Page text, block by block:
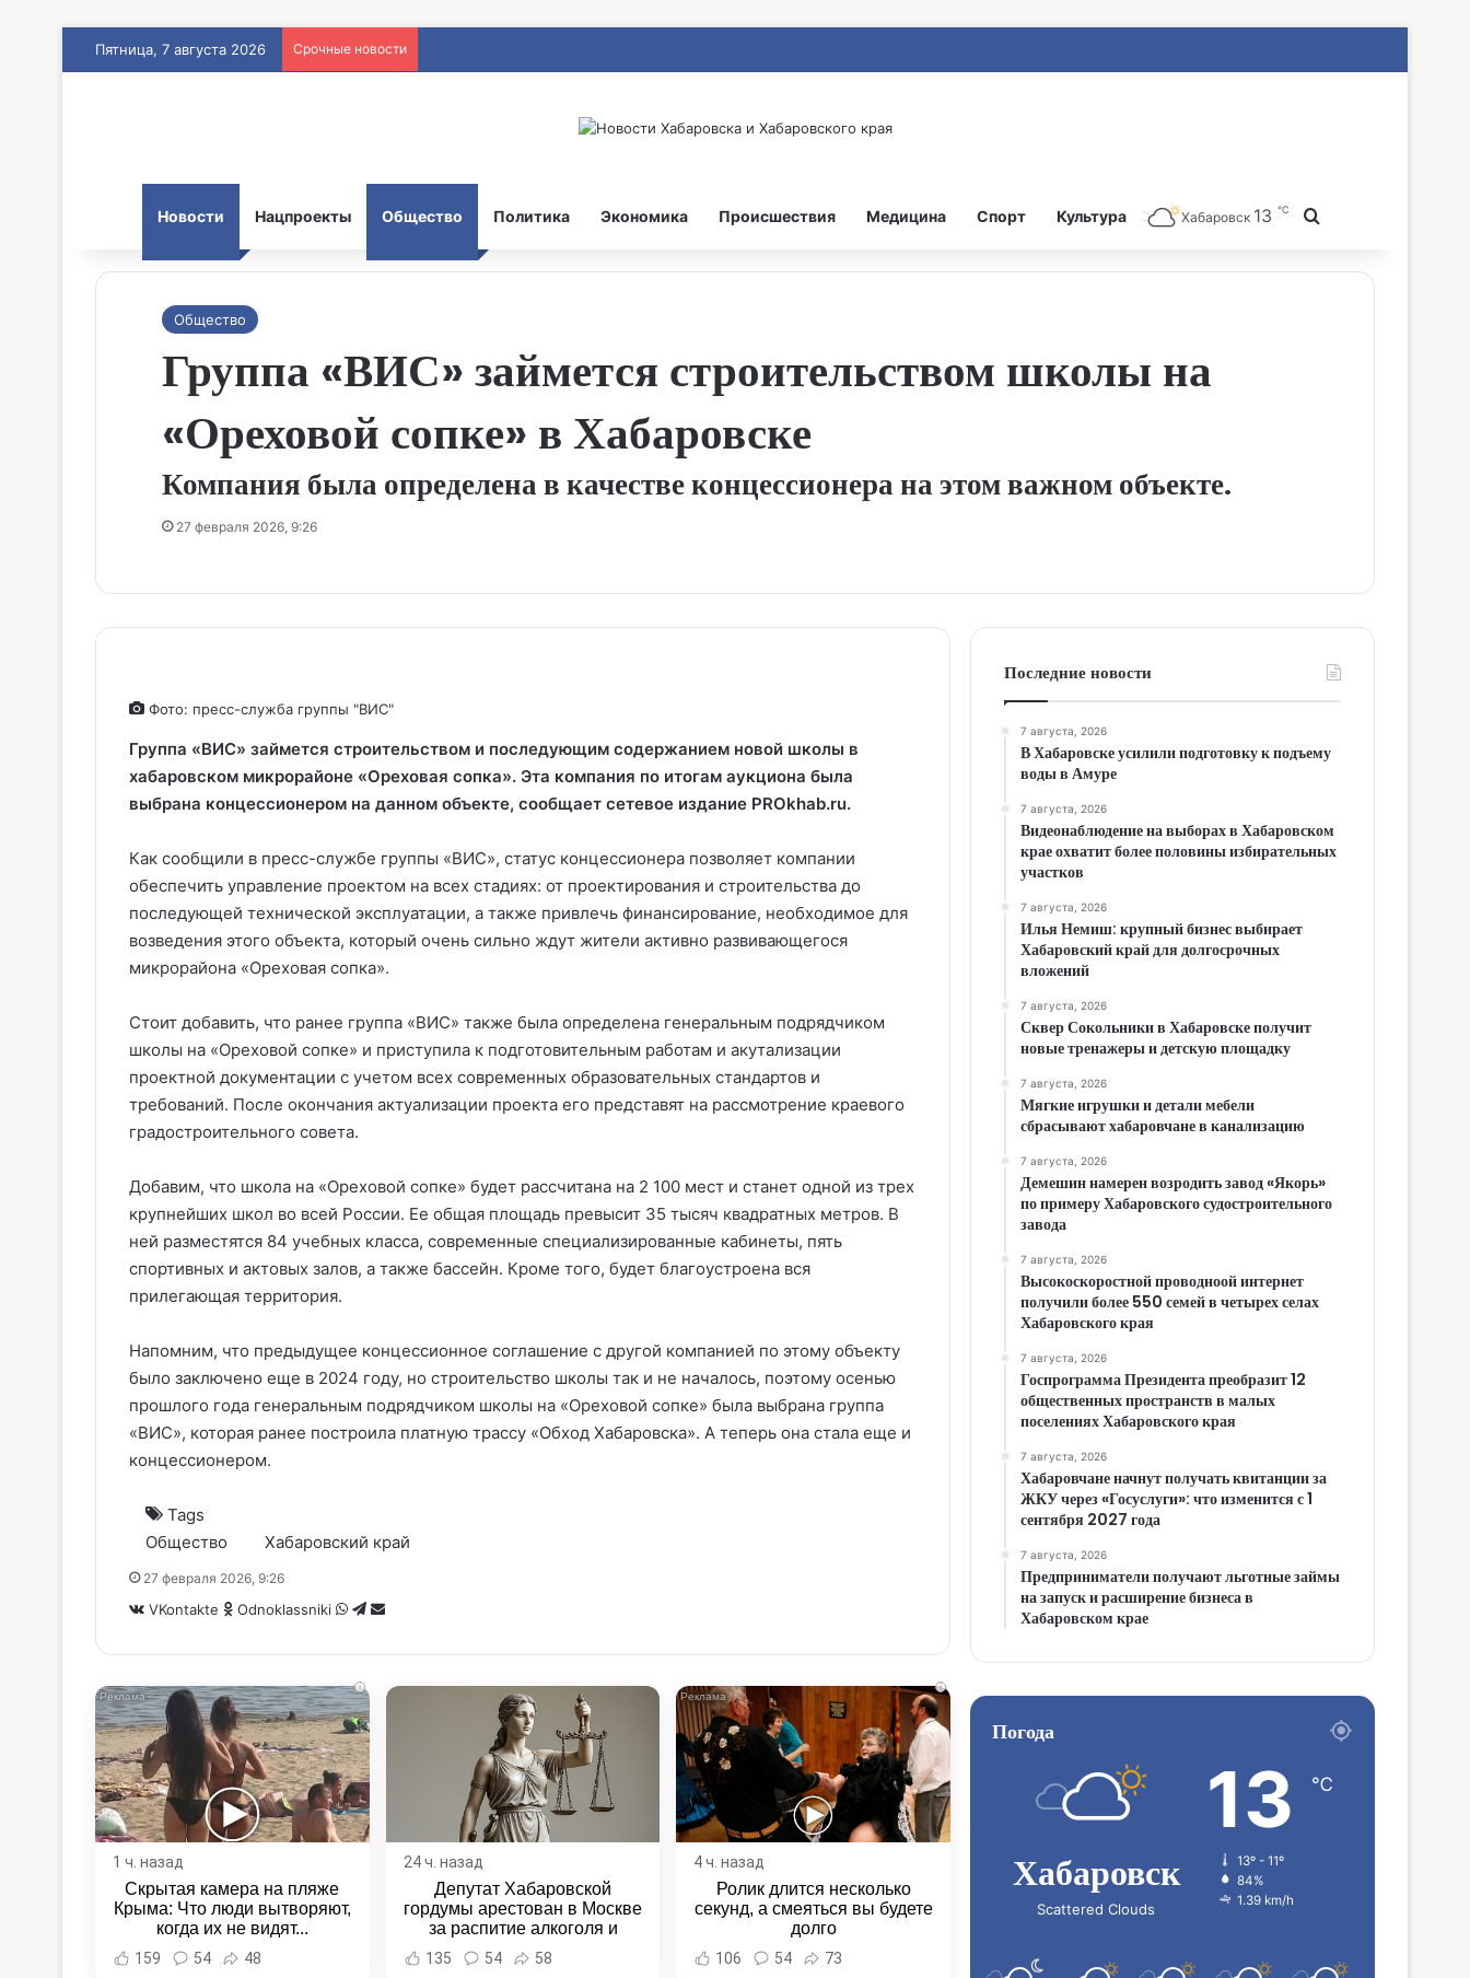
Пятница, 7 августа 2026 Срочные новости
Новости Нацпроекты Общество Политика Экономика Происшествия Медицина Спорт Культура Хабаровск 13 ℃
Общество
Группа «ВИС» займется строительством школы на
«Ореховой сопке» в Хабаровске
Компания была определена в качестве концессионера на этом важном объекте.
27 февраля 2026, 9:26
Фото: пресс-служба группы "ВИС"
Группа «ВИС» займется строительством и последующим содержанием новой школы в
хабаровском микрорайоне «Ореховая сопка». Эта компания по итогам аукциона была
выбрана концессионером на данном объекте, сообщает сетевое издание PROkhab.ru.
Как сообщили в пресс-службе группы «ВИС», статус концессионера позволяет компании
обеспечить управление проектом на всех стадиях: от проектирования и строительства до
последующей технической эксплуатации, а также привлечь финансирование, необходимое для
возведения этого объекта, который очень сильно ждут жители активно развивающегося
микрорайона «Ореховая сопка».
Стоит добавить, что ранее группа «ВИС» также была определена генеральным подрядчиком
школы на «Ореховой сопке» и приступила к подготовительным работам и акутализации
проектной документации с учетом всех современных образовательных стандартов и
требований. После окончания актуализации проекта его представят на рассмотрение краевого
градостроительного совета.
Добавим, что школа на «Ореховой сопке» будет рассчитана на 2 100 мест и станет одной из трех
крупнейших школ во всей России. Ее общая площадь превысит 35 тысяч квадратных метров. В
ней разместятся 84 учебных класса, современные специализированные кабинеты, пять
спортивных и актовых залов, а также бассейн. Кроме того, будет благоустроена вся
прилегающая территория.
Напомним, что предыдущее концессионное соглашение с другой компанией по этому объекту
было заключено еще в 2024 году, но строительство школы так и не началось, поэтому осенью
прошлого года генеральным подрядчиком школы на «Ореховой сопке» была выбрана группа
«ВИС», которая ранее построила платную трассу «Обход Хабаровска». А теперь она стала еще и
концессионером.
Tags
Общество
Хабаровский край
27 февраля 2026, 9:26
VKontakte Odnoklassniki WhatsApp
Telegram
Share
Email
i
1 ч. назад
Скрытая камера на пляже
Крыма: Что люди вытворяют,
когда их не видят...
159 54 48
24 ч. назад
Депутат Хабаровской
гордумы арестован в Москве
за распитие алкоголя и
неповиновение полиции -
Новости Хабаровска и
135 54 58
i
4 ч. назад
Ролик длится несколько
секунд, а смеяться вы будете
долго
106 54 73
Последние новости
7 августа, 2026
В Хабаровске усилили подготовку к подъему
воды в Амуре
7 августа, 2026
Видеонаблюдение на выборах в Хабаровском
крае охватит более половины избирательных
участков
7 августа, 2026
Илья Немиш: крупный бизнес выбирает
Хабаровский край для долгосрочных
вложений
7 августа, 2026
Сквер Сокольники в Хабаровске получит
новые тренажеры и детскую площадку
7 августа, 2026
Мягкие игрушки и детали мебели
сбрасывают хабаровчане в канализацию
7 августа, 2026
Демешин намерен возродить завод «Якорь»
по примеру Хабаровского судостроительного
завода
7 августа, 2026
Высокоскоростной проводноой интернет
получили более 550 семей в четырех селах
Хабаровского края
7 августа, 2026
Госпрограмма Президента преобразит 12
общественных пространств в малых
поселениях Хабаровского края
7 августа, 2026
Хабаровчане начнут получать квитанции за
ЖКУ через «Госуслуги»: что изменится с 1
сентября 2027 года
7 августа, 2026
Предприниматели получают льготные займы
на запуск и расширение бизнеса в
Хабаровском крае
Погода
Хабаровск
Scattered Clouds
13 ℃
13º - 11º
84%
1.39 km/h